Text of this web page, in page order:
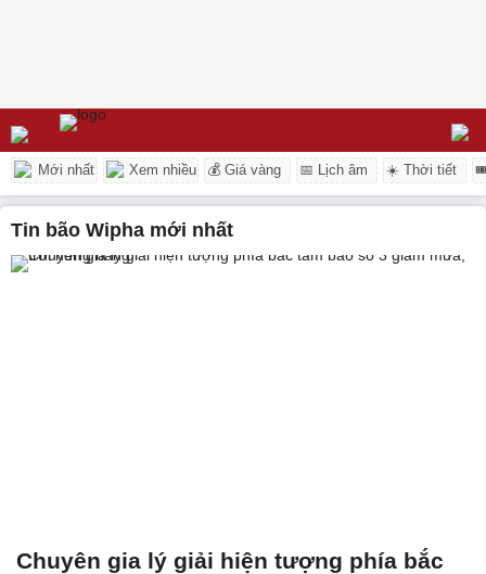
Mới nhất Xem nhiều 💰 Giá vàng 📅 Lịch âm ☀️ Thời tiết
tin bão Wipha mới nhất
Chuyên gia lý giải hiện tượng phía bắc